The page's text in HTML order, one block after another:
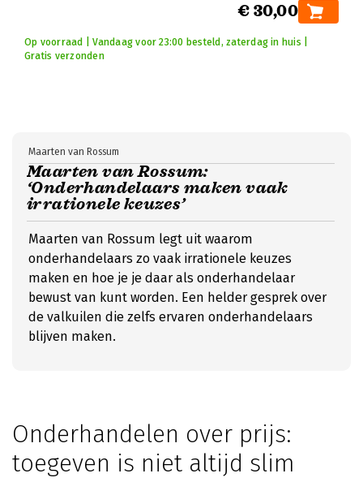
€ 30,00
Op voorraad | Vandaag voor 23:00 besteld, zaterdag in huis |
Gratis verzonden
Maarten van Rossum:
‘Onderhandelaars maken vaak
irrationele keuzes’
Maarten van Rossum
Maarten van Rossum legt uit waarom
onderhandelaars zo vaak irrationele keuzes
maken en hoe je je daar als onderhandelaar
bewust van kunt worden. Een helder gesprek over
de valkuilen die zelfs ervaren onderhandelaars
blijven maken.
Onderhandelen over prijs:
toegeven is niet altijd slim